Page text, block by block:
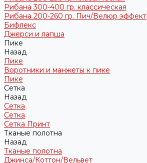
Рибана 300-400 гр. классическая
Рибана 200-260 гр. Пич/Велюр эффект
Бифлекс
Джерси и лапша
Пике
Назад
Пике
Воротники и манжеты к пике
Пике
Сетка
Назад
Сетка
Сетка
Сетка Принт
Тканые полотна
Назад
Тканые полотна
Джинса/Коттон/Вельвет